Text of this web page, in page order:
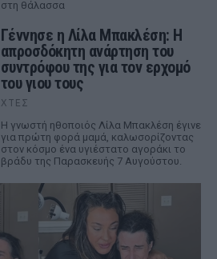
στη θάλασσα
Γέννησε η Λίλα Μπακλέση: Η
απροσδόκητη ανάρτηση του
συντρόφου της για τον ερχομό
του γιου τους
ΧΤΕΣ
Η γνωστή ηθοποιός Λίλα Μπακλέση έγινε
για πρώτη φορά μαμά, καλωσορίζοντας
στον κόσμο ένα υγιέστατο αγοράκι το
βράδυ της Παρασκευής 7 Αυγούστου.